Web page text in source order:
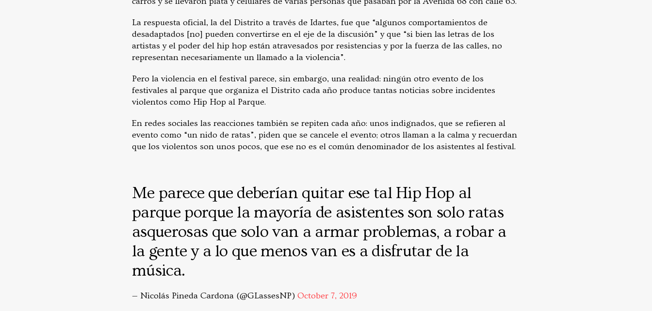
La respuesta oficial, la del Distrito a través de Idartes, fue que “algunos comportamientos de
desadaptados [no] pueden convertirse en el eje de la discusión” y que “si bien las letras de los
artistas y el poder del hip hop están atravesados por resistencias y por la fuerza de las calles, no
representan necesariamente un llamado a la violencia”.
Pero la violencia en el festival parece, sin embargo, una realidad: ningún otro evento de los
festivales al parque que organiza el Distrito cada año produce tantas noticias sobre incidentes
violentos como Hip Hop al Parque.
En redes sociales las reacciones también se repiten cada año: unos indignados, que se refieren al
evento como “un nido de ratas”, piden que se cancele el evento; otros llaman a la calma y recuerdan
que los violentos son unos pocos, que ese no es el común denominador de los asistentes al festival.
Me parece que deberían quitar ese tal Hip Hop al
parque porque la mayoría de asistentes son solo ratas
asquerosas que solo van a armar problemas, a robar a
la gente y a lo que menos van es a disfrutar de la
música.
— Nicolás Pineda Cardona (@GLassesNP) October 7, 2019